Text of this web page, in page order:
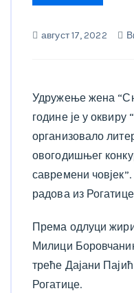
август 17, 2022
Удружење жена
године је у
организовало
овогодишњег
савремени
радова из
Према одлуци
Милици
треће Дајани
Рогатице.